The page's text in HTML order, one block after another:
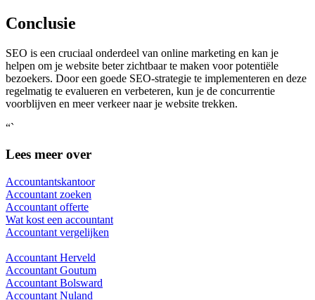
Conclusie
SEO is een cruciaal onderdeel van online marketing en kan je
helpen om je website beter zichtbaar te maken voor potentiële
bezoekers. Door een goede SEO-strategie te implementeren en deze
regelmatig te evalueren en verbeteren, kun je de concurrentie
voorblijven en meer verkeer naar je website trekken.
“`
Lees meer over
Accountantskantoor
Accountant zoeken
Accountant offerte
Wat kost een accountant
Accountant vergelijken
Accountant Herveld
Accountant Goutum
Accountant Bolsward
Accountant Nuland